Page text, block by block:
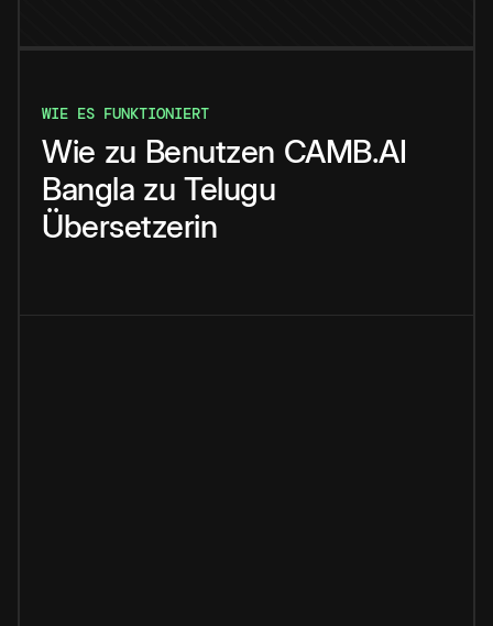
WIE ES FUNKTIONIERT
Wie zu Benutzen CAMB.AI
Bangla zu Telugu
Übersetzerin